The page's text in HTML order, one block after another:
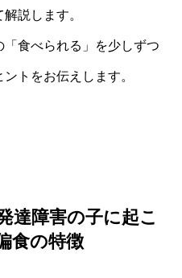
説します。
食べられる」を少しずつ
トをお伝えします。
達障害の子に起こ
食の特徴